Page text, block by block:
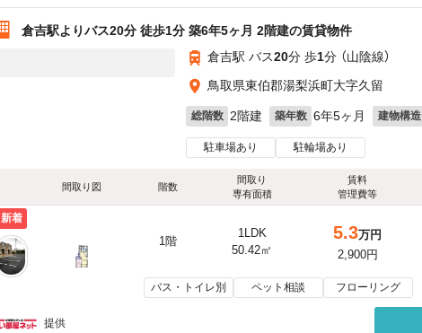
倉吉駅よりバス20分 徒歩1分 築6年5ヶ月 2階建の賃貸物件
倉吉駅 バス20分 歩1分 （山陰線）
鳥取県東伯郡湯梨浜町大字久留
総階数 2階建 築年数 6年5ヶ月 建物構造
駐車場あり 駐輪場あり
間取り図 階数
間取り
専有面積
賃料
管理費等
新着
1階
1LDK
50.42㎡
5.3万円
2,900円
バス・トイレ別 ペット相談 フローリング
提供